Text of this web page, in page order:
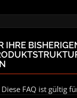
IHRE
Diese FAQ ist gültig